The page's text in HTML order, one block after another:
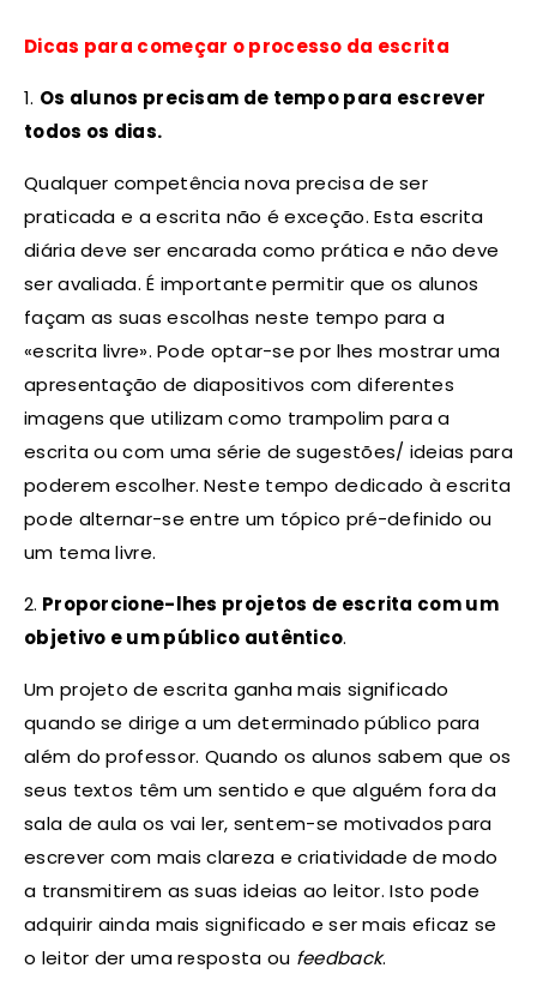
Dicas para começar o processo da escrita
1. Os alunos precisam de tempo para escrever
todos os dias.
Qualquer competência nova precisa de ser
praticada e a escrita não é exceção. Esta escrita
diária deve ser encarada como prática e não deve
ser avaliada. É importante permitir que os alunos
façam as suas escolhas neste tempo para a
«escrita livre». Pode optar-se por lhes mostrar uma
apresentação de diapositivos com diferentes
imagens que utilizam como trampolim para a
escrita ou com uma série de sugestões/ ideias para
poderem escolher. Neste tempo dedicado à escrita
pode alternar-se entre um tópico pré-definido ou
um tema livre.
2. Proporcione-lhes projetos de escrita com um
objetivo e um público autêntico.
Um projeto de escrita ganha mais significado
quando se dirige a um determinado público para
além do professor. Quando os alunos sabem que os
seus textos têm um sentido e que alguém fora da
sala de aula os vai ler, sentem-se motivados para
escrever com mais clareza e criatividade de modo
a transmitirem as suas ideias ao leitor. Isto pode
adquirir ainda mais significado e ser mais eficaz se
o leitor der uma resposta ou feedback.